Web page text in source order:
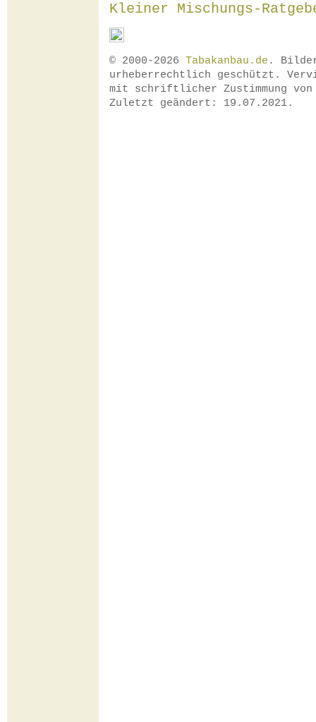
Kleiner Mischungs-
© 2000-2026 Tabakanbau.de .
urheberrechtlich geschützt.
mit schriftlicher Zustimmung
Zuletzt geändert: 19.07.2021.